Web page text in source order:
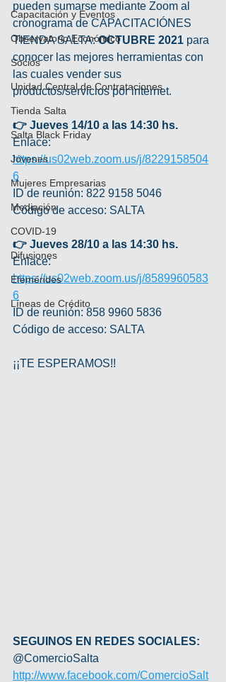
Capacitación y Eventos
Observatorio Económico
Socios
Unidad Central de Contrataciones
Tienda Salta
Salta Black Friday
Jóvenes
Mujeres Empresarias
Mediación
COVID-19
Difusiones
Efemérides
Líneas de Crédito
pueden sumarse mediante Zoom al
cronograma de CAPACITACIÓNES
TIENDA SALTA: OCTUBRE 2021 para
conocer las mejores herramientas con
las cuales vender sus
productos/servicios por internet.
👉 Jueves 14/10 a las 14:30 hs.
Enlace:
https://us02web.zoom.us/j/8229158504
6
ID de reunión: 822 9158 5046
Código de acceso: SALTA
👉 Jueves 28/10 a las 14:30 hs.
Enlace:
https://us02web.zoom.us/j/8589960583
6
ID de reunión: 858 9960 5836
Código de acceso: SALTA
¡¡TE ESPERAMOS!!
SEGUINOS EN REDES SOCIALES:
@ComercioSalta
http://www.facebook.com/ComercioSalt